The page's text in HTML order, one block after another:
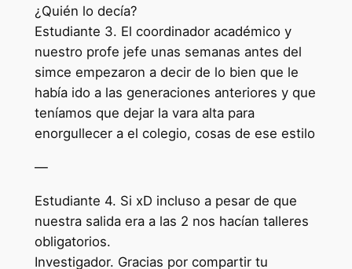
¿Quién lo decía?
Estudiante 3. El coordinador académico y
nuestro profe jefe unas semanas antes del
simce empezaron a decir de lo bien que le
había ido a las generaciones anteriores y que
teníamos que dejar la vara alta para
enorgullecer a el colegio, cosas de ese estilo
—
Estudiante 4. Si xD incluso a pesar de que
nuestra salida era a las 2 nos hacían talleres
obligatorios.
Investigador. Gracias por compartir tu